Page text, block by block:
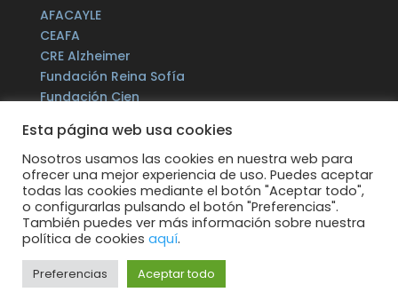
AFACAYLE
CEAFA
CRE Alzheimer
Fundación Reina Sofía
Fundación Cien
Fundación Por un Mañana sin Alzheimer
Fundación Tase
Alzheimer Europe
Todos los derechos reservados.
Esta página web usa cookies
Nosotros usamos las cookies en nuestra web para
ofrecer una mejor experiencia de uso. Puedes aceptar
todas las cookies mediante el botón "Aceptar todo",
o configurarlas pulsando el botón "Preferencias".
También puedes ver más información sobre nuestra
política de cookies aquí.
Preferencias Aceptar todo